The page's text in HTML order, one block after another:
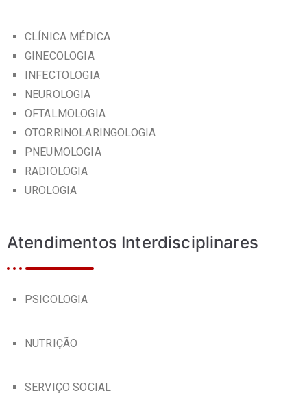
CLÍNICA MÉDICA
GINECOLOGIA
INFECTOLOGIA
NEUROLOGIA
OFTALMOLOGIA
OTORRINOLARINGOLOGIA
PNEUMOLOGIA
RADIOLOGIA
UROLOGIA
Atendimentos Interdisciplinares
PSICOLOGIA
NUTRIÇÃO
SERVIÇO SOCIAL